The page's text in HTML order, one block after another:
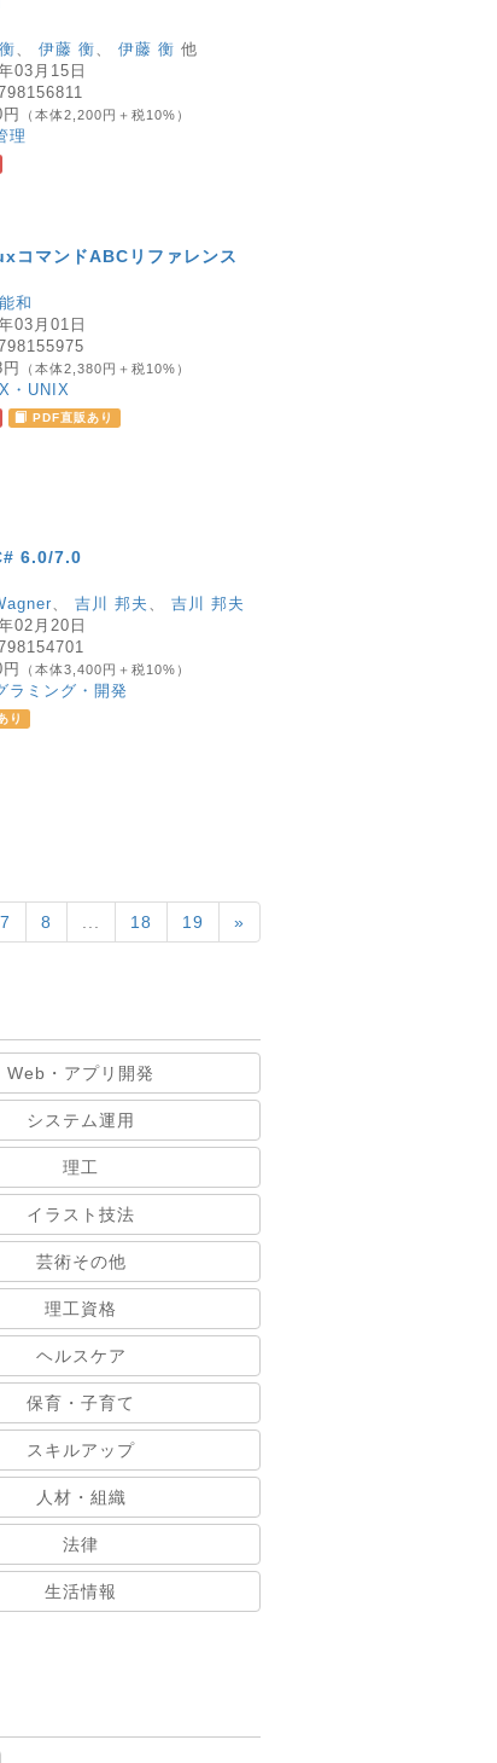
、 伊藤 衡、 伊藤 衡 他
03月15日
（本体2,200円＋税10%）
理
コマンドABCリファレンス
和
03月01日
（本体2,380円＋税10%）
・UNIX
PDF直販あり
6.0/7.0
、 吉川 邦夫 、 吉川 邦夫
02月20日
（本体3,400円＋税10%）
ラミング・開発
り
7 8 18 19 »
Web・アプリ開発
システム運用
理工
イラスト技法
芸術その他
理工資格
ヘルスケア
保育・子育て
スキルアップ
人材・組織
法律
生活情報